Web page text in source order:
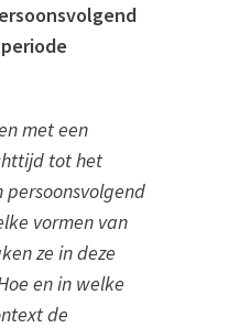
met een
tot het
persoonsvolgend
vormen van
ze indeze
en in welke
de